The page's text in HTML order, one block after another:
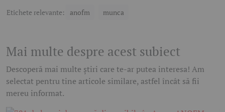
Etichete relevante: anofm munca
Mai multe despre acest subiect
Descoperă mai multe știri care te-ar putea interesa! Am
selectat pentru tine articole similare, astfel încât să fii
mereu informat.